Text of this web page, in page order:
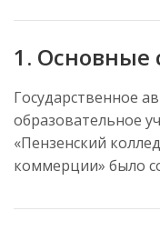
1. Основные
Государственное
образовательное
«Пензенский
коммерции» было